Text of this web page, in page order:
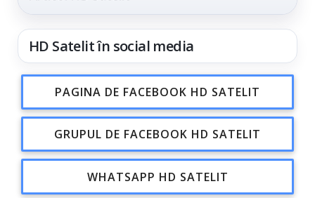
HD Satelit în social media
PAGINA DE FACEBOOK HD SATELIT
GRUPUL DE FACEBOOK HD SATELIT
WHATSAPP HD SATELIT